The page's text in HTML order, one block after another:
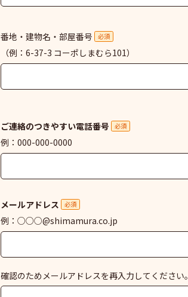
番地・建物名・部屋番号 必須
（例：6-37-3 コーポしまむら101）
ご連絡のつきやすい電話番号 必須
例：000-000-0000
メールアドレス 必須
例：○○○@shimamura.co.jp
確認のためメールアドレスを再入力してください。